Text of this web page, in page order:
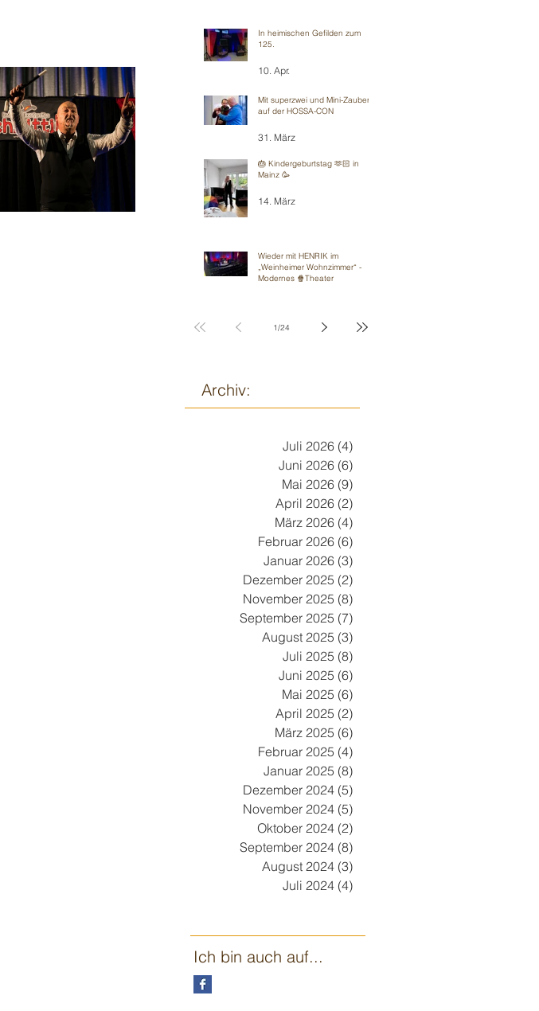
In heimischen Gefilden zum
125.
10. Apr.
Mit superzwei und Mini-Zauberei
auf der HOSSA-CON
31. März
🎂 Kindergeburtstag 🫶🏻 in
Mainz 🥳
14. März
Wieder mit HENRIK im
„Weinheimer Wohnzimmer“ -
Modernes 🍿Theater
1/24
Archiv:
Juli 2026 (4)
Juni 2026 (6)
Mai 2026 (9)
April 2026 (2)
März 2026 (4)
Februar 2026 (6)
Januar 2026 (3)
Dezember 2025 (2)
November 2025 (8)
September 2025 (7)
August 2025 (3)
Juli 2025 (8)
Juni 2025 (6)
Mai 2025 (6)
April 2025 (2)
März 2025 (6)
Februar 2025 (4)
Januar 2025 (8)
Dezember 2024 (5)
November 2024 (5)
Oktober 2024 (2)
September 2024 (8)
August 2024 (3)
Juli 2024 (4)
Ich bin auch auf...